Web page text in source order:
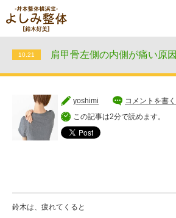
10.21 肩甲骨左側の内側が痛い原因
yoshimi
コメントを書く
この記事は2分で読めます。
鈴木は、疲れてくると